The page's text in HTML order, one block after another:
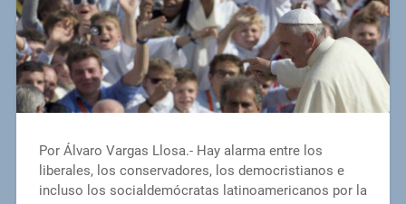
Por Álvaro Vargas Llosa.- Hay alarma entre los
liberales, los conservadores, los democristianos e
incluso los socialdemócratas latinoamericanos por la